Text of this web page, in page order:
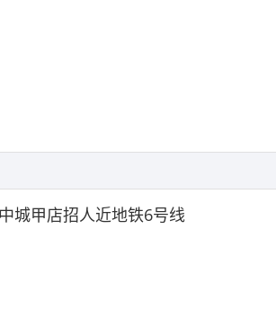
城甲店招人近地铁6号线